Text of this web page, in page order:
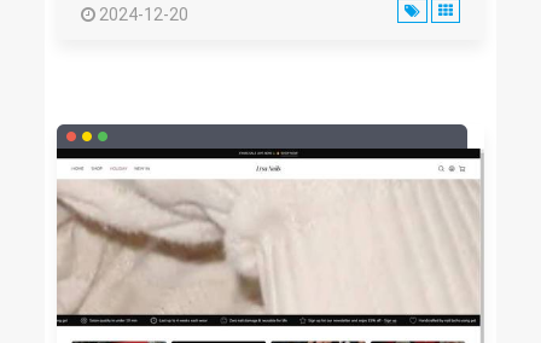
2024-12-20